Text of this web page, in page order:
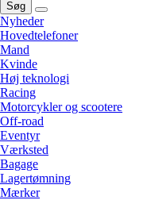
Søg
Nyheder
Hovedtelefoner
Mand
Kvinde
Høj teknologi
Racing
Motorcykler og scootere
Off-road
Eventyr
Værksted
Bagage
Lagertømning
Mærker